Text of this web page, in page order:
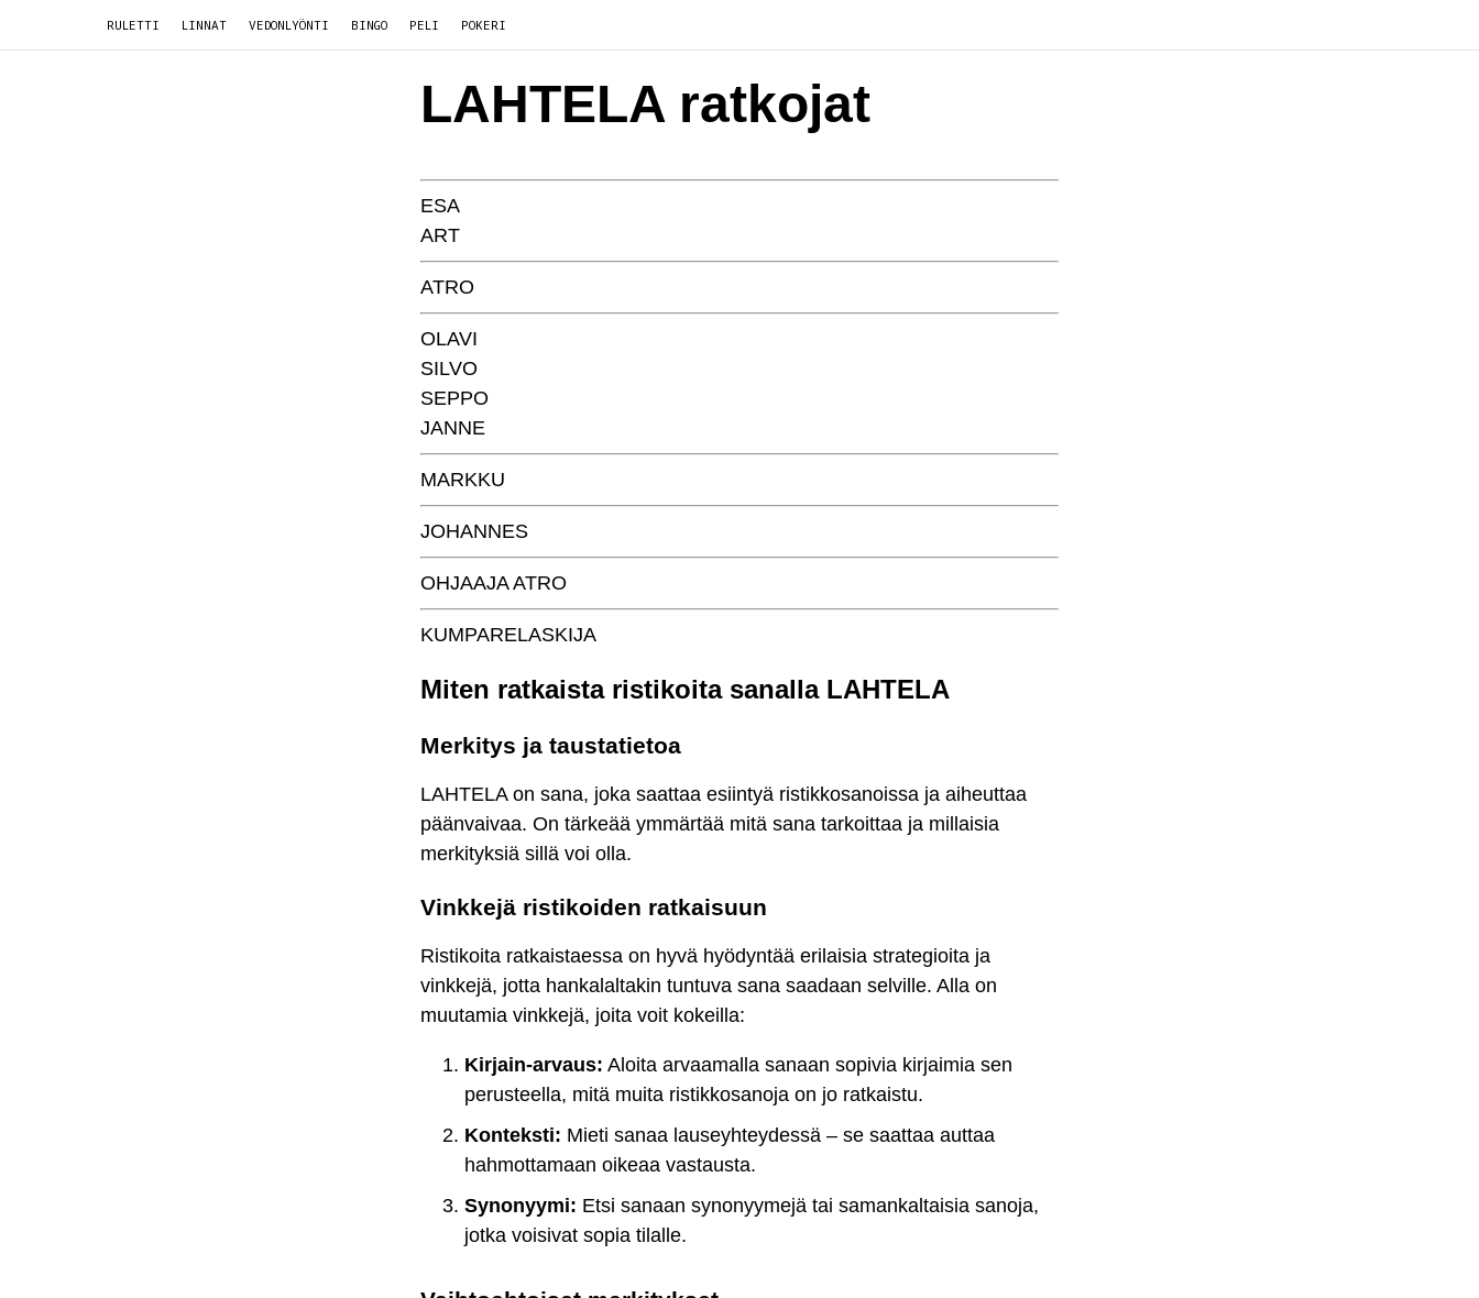
RULETTI LINNAT VEDONLYÖNTI BINGO PELI POKERI
LAHTELA ratkojat
ESA
ART
ATRO
OLAVI
SILVO
SEPPO
JANNE
MARKKU
JOHANNES
OHJAAJA ATRO
KUMPARELASKIJA
Miten ratkaista ristikoita sanalla LAHTELA
Merkitys ja taustatietoa
LAHTELA on sana, joka saattaa esiintyä ristikkosanoissa ja aiheuttaa
päänvaivaa. On tärkeää ymmärtää mitä sana tarkoittaa ja millaisia
merkityksiä sillä voi olla.
Vinkkejä ristikoiden ratkaisuun
Ristikoita ratkaistaessa on hyvä hyödyntää erilaisia strategioita ja
vinkkejä, jotta hankalaltakin tuntuva sana saadaan selville. Alla on
muutamia vinkkejä, joita voit kokeilla:
Kirjain-arvaus: Aloita arvaamalla sanaan sopivia kirjaimia sen
perusteella, mitä muita ristikkosanoja on jo ratkaistu.
Konteksti: Mieti sanaa lauseyhteydessä – se saattaa auttaa
hahmottamaan oikeaa vastausta.
Synonyymi: Etsi sanaan synonyymejä tai samankaltaisia sanoja,
jotka voisivat sopia tilalle.